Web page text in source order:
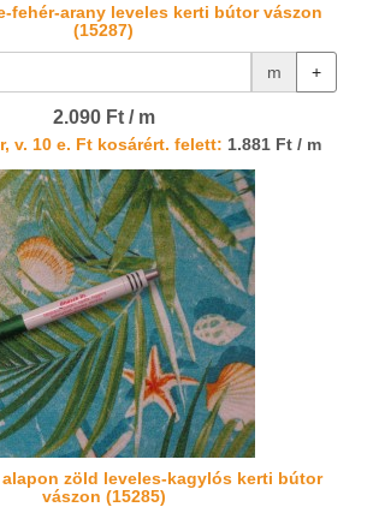
fehér-arany leveles kerti bútor vászon
(15287)
m +
2.090 Ft / m
v. 10 e. Ft kosárért. felett: 1.881 Ft / m
zöld leveles-kagylós kerti bútor
vászon (15285)